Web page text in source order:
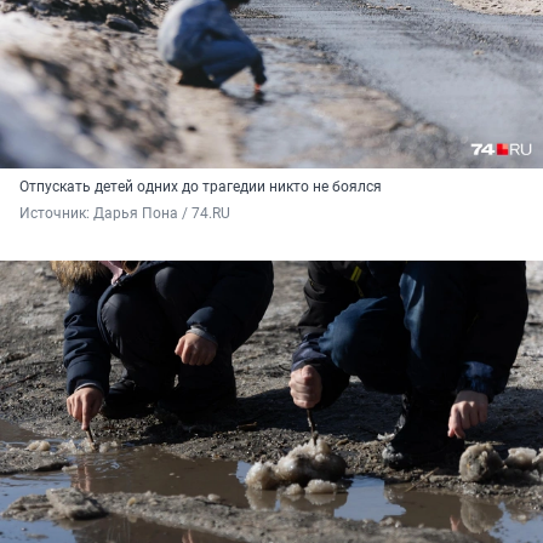
Отпускать детей одних до трагедии никто не боялся
Источник: Дарья Пона / 74.RU